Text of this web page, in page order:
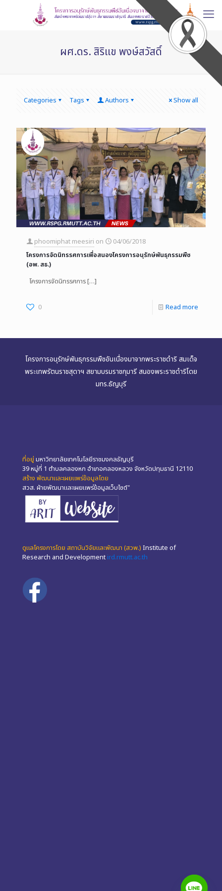
ผศ.ดร. สิริแข พงษ์สวัสดิ์
Categories Tags Authors Show all
phoomiphat meesiri on
04/06/2018
โครงการจัดนิทรรศการเพื่อสนองโครงการอนุรักษ์พันธุกรรมพืช
(อพ. สธ.)
โครงการจัดนิทรรศการ[…]
0 Read more
โครงการอนุรักษ์พันธุกรรมพืชอันเนื่องมาจากพระราชดำริ สมเด็จ
พระเทพรัตนราชสุดาฯ สยามบรมราชกุมารี สนองพระราชดำริโดย
มทร.ธัญบุรี
ที่อยู่ มหาวิทยาลัยเทคโนโลยีราชมงคลธัญบุรี
39 หมู่ที่ 1 ตำบลคลองหก อำเภอคลองหลวง จังหวัดปทุมธานี 12110
สร้าง พัฒนาและเผยแพร่ข้อมูลโดย
สวส. ฝ่ายพัฒนาและเผยแพร่ข้อมูลเว็บไซต์"
ดูแลโครงการโดย สถาบันวิจัยและพัฒนา (สวพ.) Institute of
Research and Development ird.rmutt.ac.th